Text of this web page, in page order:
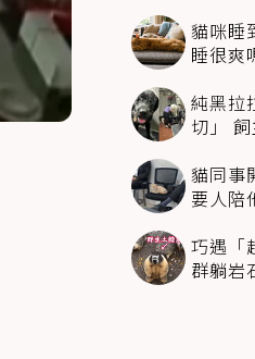
貓咪睡
睡很爽
純黑拉
切」
貓同事
要人陪
巧遇「
群躺岩